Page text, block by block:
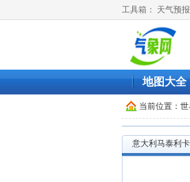
工具箱： 天气预
地图大全
当前位置： 世
意大利马泰利